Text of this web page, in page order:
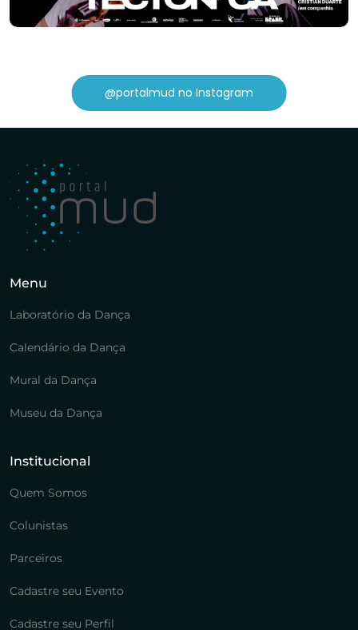
@portalmud no Instagram
Menu
Laboratório da Dança
Calendário da Dança
Mural da Dança
Museu da Dança
Institucional
Quem Somos
Colunistas
Parceiros
Cadastre seu Evento
Cadastre seu Perfil